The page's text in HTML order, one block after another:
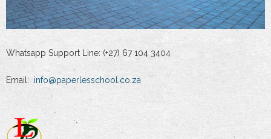
Whatsapp Support Line: (+27) 67 104 3404
Email: info@paperlesschool.co.za